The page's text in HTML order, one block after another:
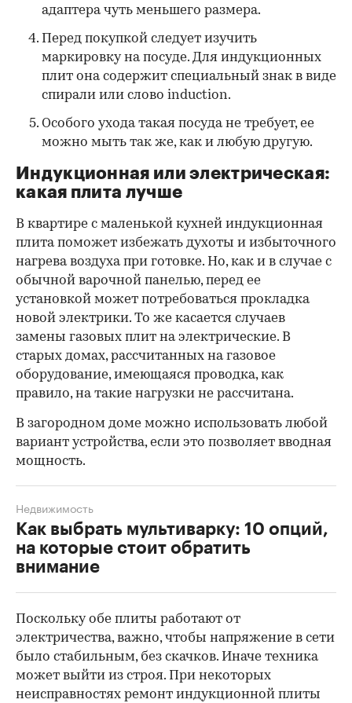
адаптера чуть меньшего размера.
Перед покупкой следует изучить
маркировку на посуде. Для индукционных
плит она содержит специальный знак в виде
спирали или слово induction.
Особого ухода такая посуда не требует, ее
можно мыть так же, как и любую другую.
Индукционная или электрическая:
какая плита лучше
В квартире с маленькой кухней индукционная
плита поможет избежать духоты и избыточного
нагрева воздуха при готовке. Но, как и в случае с
обычной варочной панелью, перед ее
установкой может потребоваться прокладка
новой электрики. То же касается случаев
замены газовых плит на электрические. В
старых домах, рассчитанных на газовое
оборудование, имеющаяся проводка, как
правило, на такие нагрузки не рассчитана.
В загородном доме можно использовать любой
вариант устройства, если это позволяет вводная
мощность.
Как выбрать мультиварку: 10 опций,
на которые стоит обратить
внимание
Недвижимость
Поскольку обе плиты работают от
электричества, важно, чтобы напряжение в сети
было стабильным, без скачков. Иначе техника
может выйти из строя. При некоторых
неисправностях ремонт индукционной плиты